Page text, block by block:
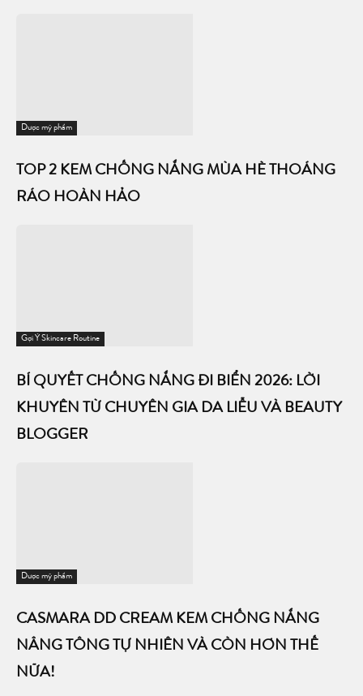
Dược mỹ phẩm
TOP 2 KEM CHỐNG NẮNG MÙA HÈ THOÁNG
RÁO HOÀN HẢO
Gợi Ý Skincare Routine
BÍ QUYẾT CHỐNG NẮNG ĐI BIỂN 2026: LỜI
KHUYÊN TỪ CHUYÊN GIA DA LIỄU VÀ BEAUTY
BLOGGER
Dược mỹ phẩm
CASMARA DD CREAM KEM CHỐNG NẮNG
NÂNG TÔNG TỰ NHIÊN VÀ CÒN HƠN THẾ
NỮA!